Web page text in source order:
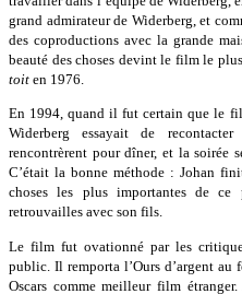
grand admirateur de Widerberg, et
des coproductions avec la grande
beauté des choses devint le film le
toit en 1976.
En 1994, quand il fut certain que le
Widerberg essayait de
rencontrèrent pour dîner, et la soirée
C’était la bonne méthode : Johan
choses les plus importantes de
retrouvailles avec son fils.
Le film fut ovationné par les
public. Il remporta l’Ours d’argent
Oscars comme meilleur film